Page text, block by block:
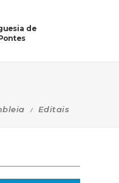
de
Editais